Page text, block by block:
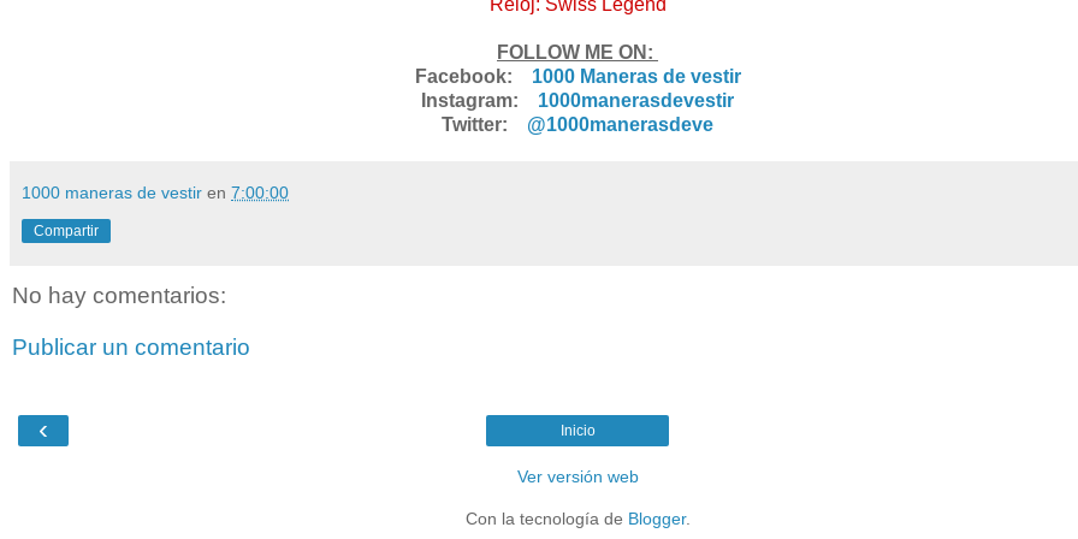
FOLLOW ME ON:
Facebook: 1000 Maneras de vestir
Instagram: 1000manerasdevestir
Twitter: @1000manerasdeve
1000 maneras de vestir en 7:00:00
Compartir
No hay comentarios:
Publicar un comentario
‹ Inicio
Ver versión web
Con la tecnología de Blogger.